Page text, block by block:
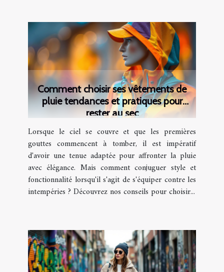
Comment choisir ses vêtements de
pluie tendances et pratiques pour
rester au sec
Lorsque le ciel se couvre et que les premières
gouttes commencent à tomber, il est impératif
d'avoir une tenue adaptée pour affronter la pluie
avec élégance. Mais comment conjuguer style et
fonctionnalité lorsqu'il s'agit de s'équiper contre les
intempéries ? Découvrez nos conseils pour choisir...